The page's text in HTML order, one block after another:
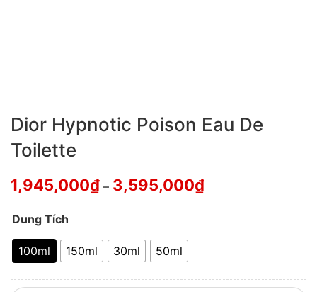
Dior Hypnotic Poison Eau De
Toilette
1,945,000₫ – 3,595,000₫
Dung Tích
100ml 150ml 30ml 50ml